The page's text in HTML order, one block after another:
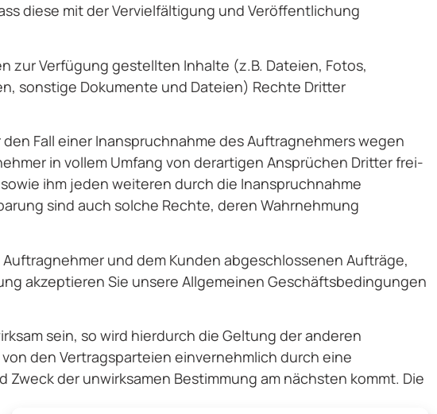
diese mit der Vervielfältigung und Veröffentlichung
zur Verfügung gestellten Inhalte (z.B. Dateien, Fotos,
sonstige Dokumente und Dateien) Rechte Dritter
Fall einer Inanspruchnahme des Auftragnehmers wegen
in vollem Umfang von derartigen Ansprüchen Dritter frei-
ihm jeden weiteren durch die Inanspruchnahme
sind auch solche Rechte, deren Wahrnehmung
und dem Kunden abgeschlossenen Aufträge,
akzeptieren Sie unsere Allgemeinen Geschäftsbedingungen
sein, so wird hierdurch die Geltung der anderen
den Vertragsparteien einvernehmlich durch eine
der unwirksamen Bestimmung am nächsten kommt. Die